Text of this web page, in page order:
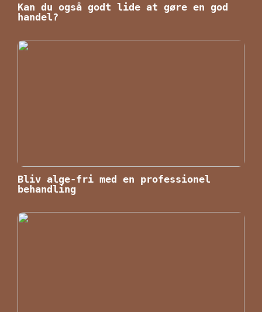
Kan du også godt lide at gøre en god
handel?
Bliv alge-fri med en professionel
behandling